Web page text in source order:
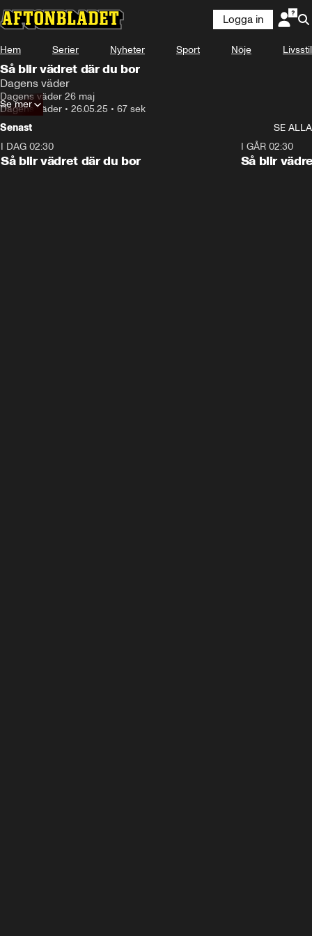
Logga in
Hem Serier Nyheter Sport Nöje Livsstil
Så blir vädret där du bor
Dagens väder
Dagens väder 26 maj
Dagens väder • 26.05.25 • 67 sek
Se mer
Senast
SE ALLA
I DAG 02:30
Så blir vädret där du bor
I GÅR 02:30
Så blir